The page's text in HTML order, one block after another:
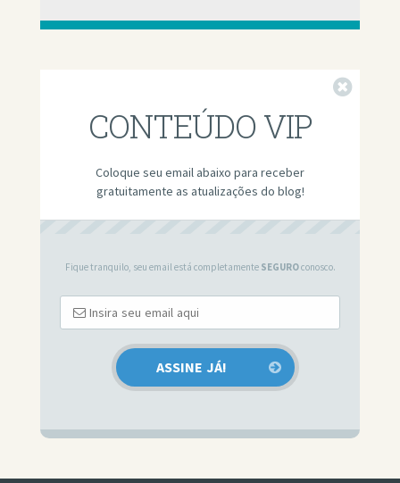
CONTEÚDO VIP
Coloque seu email abaixo para receber
gratuitamente as atualizações do blog!
Fique tranquilo, seu email está completamente SEGUROconosco.